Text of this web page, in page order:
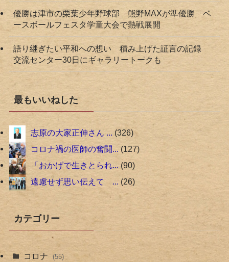
優勝は津市の栗葉少年野球部 熊野MAXが準優勝 ベ
ースボールフェスタ学童大会で熱戦展開
語り継ぎたい平和への想い 積み上げた証言の記録
交流センター30日にギャラリートークも
最もいいねした
志原の大家正伸さん ... 326
コロナ禍の医師の奮闘... 127
「おかげで生きとられ... 90
遠慮せず思い伝えて ... 26
カテゴリー
コロナ (55)